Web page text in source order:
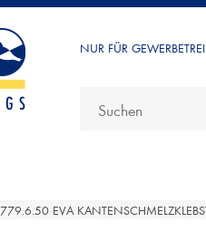
NUR FÜR
779.6.50 EVAATTRIBUTWERT